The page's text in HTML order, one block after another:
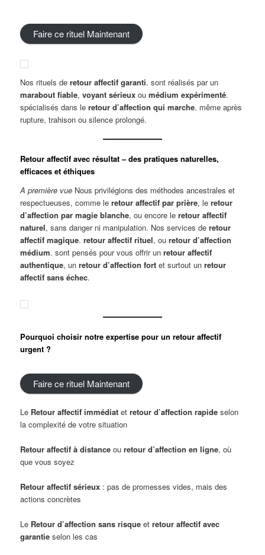
Faire ce rituel Maintenant
Nos rituels deretour affectif garanti. sont réalisés par un
marabout fiable,voyant sérieux oumédium expérimenté.
spécialisés dans leretour d’affection qui marche. même après
rupture, trahison ou silence prolongé.
Retour affectif avec résultat – des pratiques naturelles,
efficaces et éthiques
A première vue Nous privilégions des méthodes ancestrales et
respectueuses, comme leretour affectif par prière, leretour
d’affection par magie blanche, ou encore leretour affectif
naturel, sans danger ni manipulation. Nos services deretour
affectif magique.retour affectif rituel, ouretour d’affection
médium. sont pensés pour vous offrir unretour affectif
authentique, unretour d’affection fort et surtout unretour
affectif sans échec.
Pourquoi choisir notre expertise pour un retour affectif
urgent ?
Faire ce rituel Maintenant
Le Retour affectif immédiat etretour d’affection rapide selon
la complexité de votre situation
Retour affectif à distance ouretour d’affection en ligne, où
que vous soyez
Retour affectif sérieux : pas de promesses vides, mais des
actions concrètes
Le Retour d’affection sans risque etretour affectif avec
garantie selon les cas